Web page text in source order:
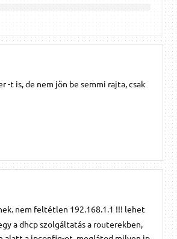
-t is, de nem jön be semmi rajta, csak
nem feltétlen 192.168.1.1 !!! lehet
a dhcp szolgáltatás a routerekben,